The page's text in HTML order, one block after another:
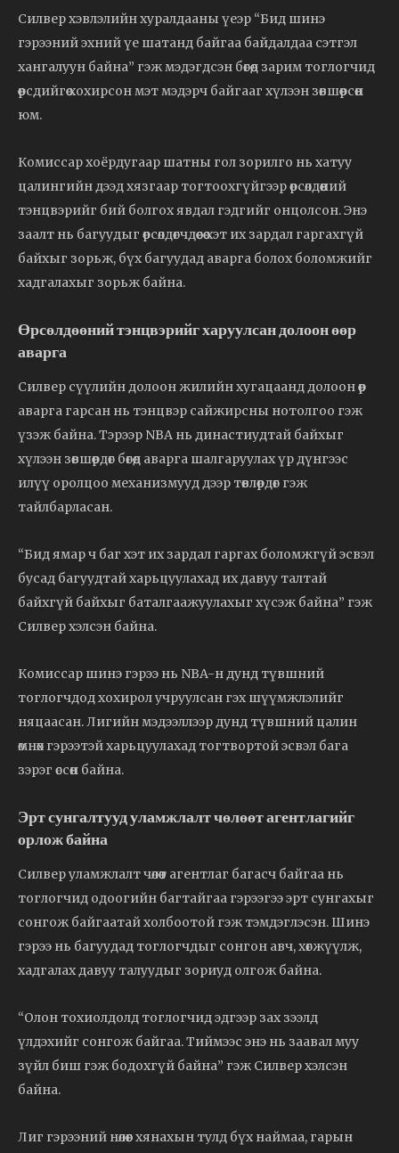
Силвер хэвлэлийн хуралдааны үеэр “Бид шинэ
гэрээний эхний үе шатанд байгаа байдалдаа сэтгэл
хангалуун байна” гэж мэдэгдсэн бөгөөд зарим тоглогчид
өөрсдийгөө хохирсон мэт мэдэрч байгааг хүлээн зөвшөөрсөн
юм.
Комиссар хоёрдугаар шатны гол зорилго нь хатуу
цалингийн дээд хязгаар тогтоохгүйгээр өрсөлдөөний
тэнцвэрийг бий болгох явдал гэдгийг онцолсон. Энэ
заалт нь багуудыг өрсөлдөгчдөөсөө хэт их зардал гаргахгүй
байхыг зорьж, бүх багуудад аварга болох боломжийг
хадгалахыг зорьж байна.
Өрсөлдөөний тэнцвэрийг харуулсан долоон өөр
аварга
Силвер сүүлийн долоон жилийн хугацаанд долоон өөр
аварга гарсан нь тэнцвэр сайжирсны нотолгоо гэж
үзэж байна. Тэрээр NBA нь династиудтай байхыг
хүлээн зөвшөөрдөг бөгөөд аварга шалгаруулах үр дүнгээс
илүү оролцоо механизмууд дээр төвлөрдөг гэж
тайлбарласан.
“Бид ямар ч баг хэт их зардал гаргах боломжгүй эсвэл
бусад багуудтай харьцуулахад их давуу талтай
байхгүй байхыг баталгаажуулахыг хүсэж байна” гэж
Силвер хэлсэн байна.
Комиссар шинэ гэрээ нь NBA-н дунд түвшний
тоглогчдод хохирол учруулсан гэх шүүмжлэлийг
няцаасан. Лигийн мэдээллээр дунд түвшний цалин
өмнөх гэрээтэй харьцуулахад тогтвортой эсвэл бага
зэрэг өссөн байна.
Эрт сунгалтууд уламжлалт чөлөөт агентлагийг
орлож байна
Силвер уламжлалт чөлөөт агентлаг багасч байгаа нь
тоглогчид одоогийн багтайгаа гэрээгээ эрт сунгахыг
сонгож байгаатай холбоотой гэж тэмдэглэсэн. Шинэ
гэрээ нь багуудад тоглогчдыг сонгон авч, хөгжүүлж,
хадгалах давуу талуудыг зориуд олгож байна.
“Олон тохиолдолд тоглогчид эдгээр зах зээлд
үлдэхийг сонгож байгаа. Тиймээс энэ нь заавал муу
зүйл биш гэж бодохгүй байна” гэж Силвер хэлсэн
байна.
Лиг гэрээний нөлөөг хянахын тулд бүх наймаа, гарын